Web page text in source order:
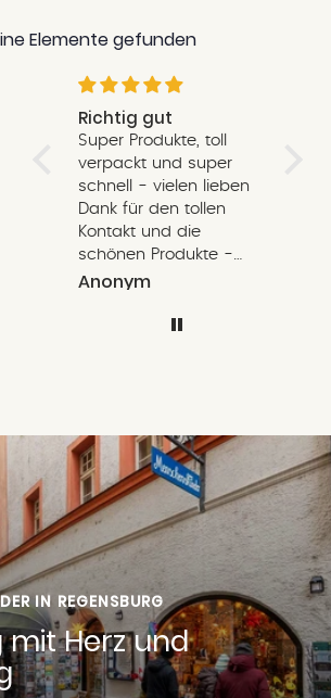
Elemente gefunden
ein
Richtig gut
Super Produkte, toll
verpackt und super
schnell - vielen lieben
Dank für den tollen
Kontakt und die
schönen Produkte -
unser Kind freut sich
Anonym
IN REGENSBURG
mit Herz und